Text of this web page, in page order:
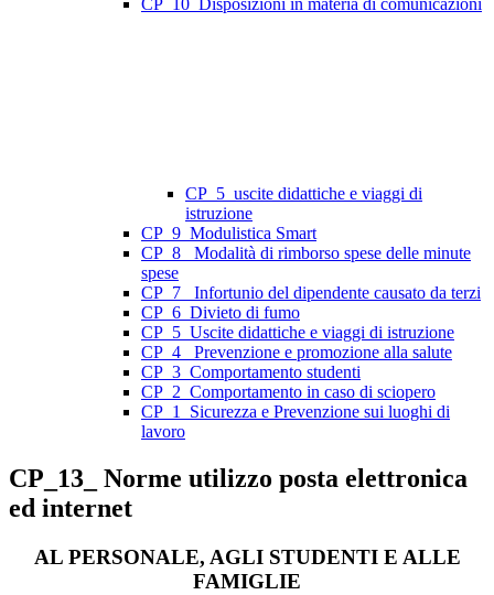
CP_10_Disposizioni in materia di comunicazioni
CP_5_uscite didattiche e viaggi di
istruzione
CP_9_Modulistica Smart
CP_8_ Modalità di rimborso spese delle minute
spese
CP_7_ Infortunio del dipendente causato da terzi
CP_6_Divieto di fumo
CP_5_Uscite didattiche e viaggi di istruzione
CP_4_ Prevenzione e promozione alla salute
CP_3_Comportamento studenti
CP_2_Comportamento in caso di sciopero
CP_1_Sicurezza e Prevenzione sui luoghi di
lavoro
CP_13_ Norme utilizzo posta elettronica
ed internet
AL PERSONALE, AGLI STUDENTI E ALLE
FAMIGLIE